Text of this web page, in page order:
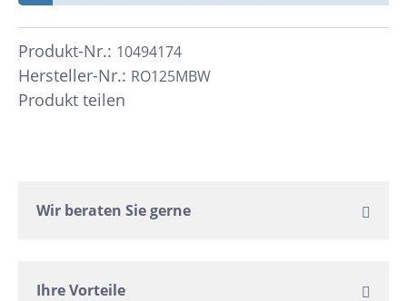
Hersteller-Nr.: RO125MBW
Produkt-Nr.: 10494174
Produkt teilen
Wir beraten Sie gerne
Ihre Vorteile